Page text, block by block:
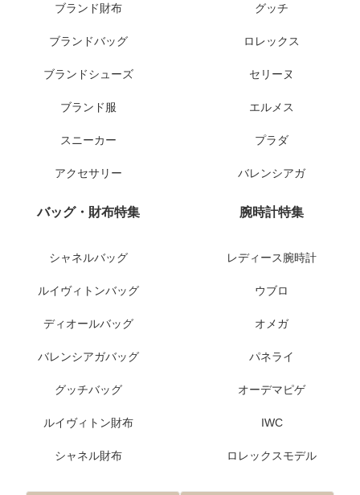
ブランド財布
ブランドバッグ
ブランドシューズ
ブランド服
スニーカー
アクセサリー
グッチ
ロレックス
セリーヌ
エルメス
プラダ
バレンシアガ
バッグ・財布特集
シャネルバッグ
ルイヴィトンバッグ
ディオールバッグ
バレンシアガバッグ
グッチバッグ
ルイヴィトン財布
シャネル財布
腕時計特集
レディース腕時計
ウブロ
オメガ
パネライ
オーデマピゲ
IWC
ロレックスモデル